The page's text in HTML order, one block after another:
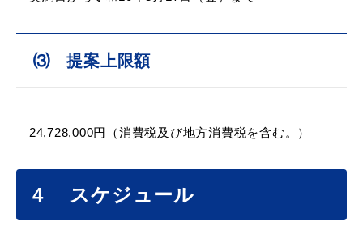
目的別の
電子申請
⑶ 提案上限額
24,728,000円（消費税及び地方消費税を含む。）
4 スケジュール